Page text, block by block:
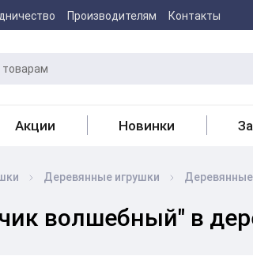
Производителям Контакты
Акции Новинки
Деревянные игрушки
волшебный" в